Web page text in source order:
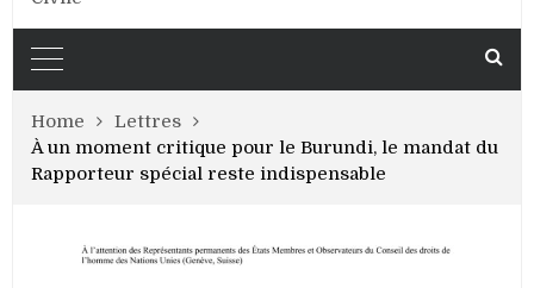
Home
Lettres
À un moment critique pour le Burundi, le mandat du
Rapporteur spécial reste indispensable